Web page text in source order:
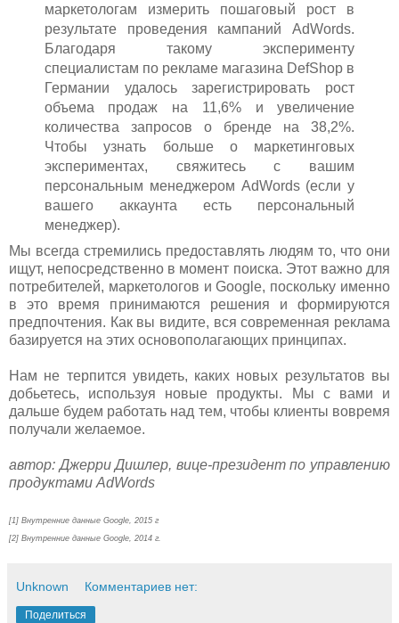
маркетологам измерить пошаговый рост в
результате проведения кампаний AdWords.
Благодаря такому эксперименту
специалистам по рекламе магазина DefShop в
Германии удалось зарегистрировать рост
объема продаж на 11,6% и увеличение
количества запросов о бренде на 38,2%.
Чтобы узнать больше о маркетинговых
экспериментах, свяжитесь с вашим
персональным менеджером AdWords (если у
вашего аккаунта есть персональный
менеджер).
Мы всегда стремились предоставлять людям то, что они
ищут, непосредственно в момент поиска. Этот важно для
потребителей, маркетологов и Google, поскольку именно
в это время принимаются решения и формируются
предпочтения. Как вы видите, вся современная реклама
базируется на этих основополагающих принципах.
Нам не терпится увидеть, каких новых результатов вы
добьетесь, используя новые продукты. Мы с вами и
дальше будем работать над тем, чтобы клиенты вовремя
получали желаемое.
автор: Джерри Дишлер, вице-президент по управлению
продуктами AdWords
[1] Внутренние данные Google, 2015 г
[2] Внутренние данные Google, 2014 г.
Unknown Комментариев нет:
Поделиться